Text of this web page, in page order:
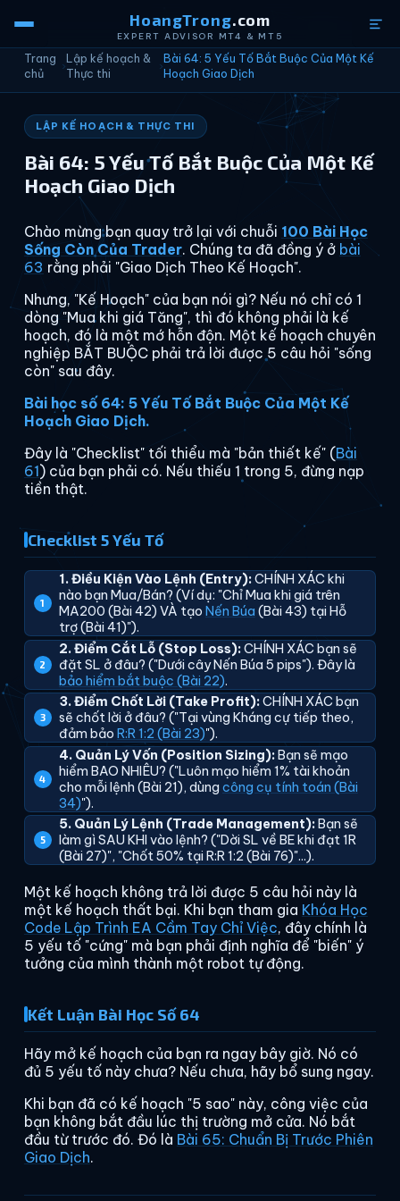
HoangTrong.com
EXPERT ADVISOR MT4 & MT5
Trang
chủ
›
Lập kế hoạch &
Thực thi
›
Bài 64: 5 Yếu Tố Bắt Buộc Của Một Kế
Hoạch Giao Dịch
LẬP KẾ HOẠCH & THỰC THI
Bài 64: 5 Yếu Tố Bắt Buộc Của Một Kế
Hoạch Giao Dịch
Chào mừng bạn quay trở lại với chuỗi 100 Bài Học
Sống Còn Của Trader. Chúng ta đã đồng ý ở bài
63 rằng phải "Giao Dịch Theo Kế Hoạch".
Nhưng, "Kế Hoạch" của bạn nói gì? Nếu nó chỉ có 1
dòng "Mua khi giá Tăng", thì đó không phải là kế
hoạch, đó là một mớ hỗn độn. Một kế hoạch chuyên
nghiệp BẮT BUỘC phải trả lời được 5 câu hỏi "sống
còn" sau đây.
Bài học số 64: 5 Yếu Tố Bắt Buộc Của Một Kế
Hoạch Giao Dịch.
Đây là "Checklist" tối thiểu mà "bản thiết kế" (Bài
61) của bạn phải có. Nếu thiếu 1 trong 5, đừng nạp
tiền thật.
Checklist 5 Yếu Tố
1. Điều Kiện Vào Lệnh (Entry):CHÍNH XÁC khi
nào bạn Mua/Bán? (Ví dụ: "Chỉ Mua khi giá trên
MA200 (Bài 42) VÀ tạo Nến Búa (Bài 43) tại Hỗ
trợ (Bài 41)").
2. Điểm Cắt Lỗ (Stop Loss):CHÍNH XÁC bạn sẽ
đặt SL ở đâu? ("Dưới cây Nến Búa 5 pips"). Đây là
bảo hiểm bắt buộc (Bài 22).
3. Điểm Chốt Lời (Take Profit):CHÍNH XÁC bạn
sẽ chốt lời ở đâu? ("Tại vùng Kháng cự tiếp theo,
đảm bảo R:R 1:2 (Bài 23)").
4. Quản Lý Vốn (Position Sizing):Bạn sẽ mạo
hiểm BAO NHIÊU? ("Luôn mạo hiểm 1% tài khoản
cho mỗi lệnh (Bài 21), dùng công cụ tính toán (Bài
34)").
5. Quản Lý Lệnh (Trade Management):Bạn sẽ
làm gì SAU KHI vào lệnh? ("Dời SL về BE khi đạt 1R
(Bài 27)", "Chốt 50% tại R:R 1:2 (Bài 76)"...).
Một kế hoạch không trả lời được 5 câu hỏi này là
một kế hoạch thất bại. Khi bạn tham gia Khóa Học
Code Lập Trình EA Cầm Tay Chỉ Việc, đây chính là
5 yếu tố "cứng" mà bạn phải định nghĩa để "biến" ý
tưởng của mình thành một robot tự động.
Kết Luận Bài Học Số 64
Hãy mở kế hoạch của bạn ra ngay bây giờ. Nó có
đủ 5 yếu tố này chưa? Nếu chưa, hãy bổ sung ngay.
Khi bạn đã có kế hoạch "5 sao" này, công việc của
bạn không bắt đầu lúc thị trường mở cửa. Nó bắt
đầu từ trước đó. Đó là Bài 65: Chuẩn Bị Trước Phiên
Giao Dịch.